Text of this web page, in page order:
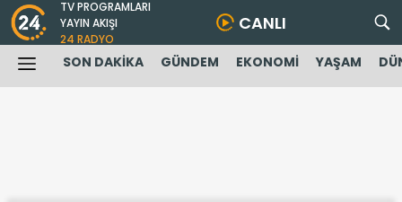
TV PROGRAMLARI
YAYIN AKIŞI
24 RADYO
CANLI
SON DAKİKA GÜNDEM EKONOMİ YAŞAM